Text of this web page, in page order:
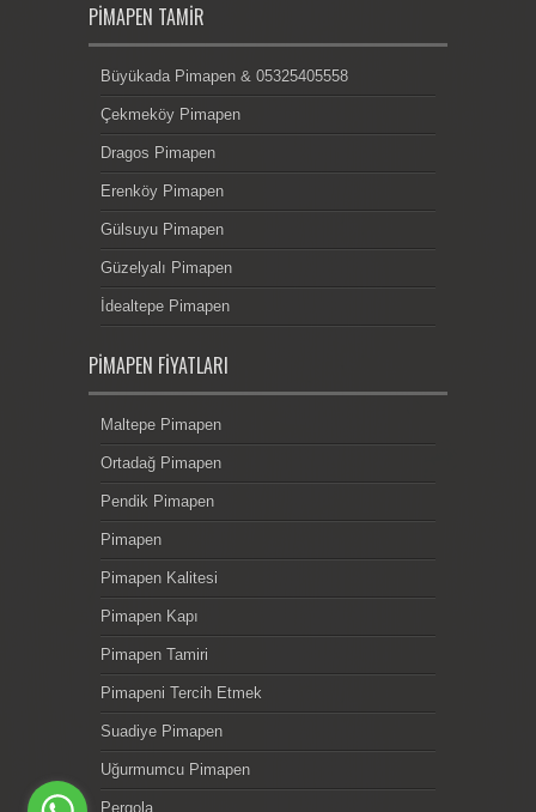
PIMAPEN TAMIR
Büyükada Pimapen & 05325405558
Çekmeköy Pimapen
Dragos Pimapen
Erenköy Pimapen
Gülsuyu Pimapen
Güzelyalı Pimapen
İdealtepe Pimapen
PIMAPEN FIYATLARI
Maltepe Pimapen
Ortadağ Pimapen
Pendik Pimapen
Pimapen
Pimapen Kalitesi
Pimapen Kapı
Pimapen Tamiri
Pimapeni Tercih Etmek
Suadiye Pimapen
Uğurmumcu Pimapen
Pergola